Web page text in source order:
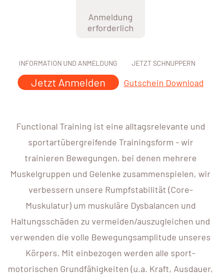
Anmeldung
erforderlich
INFORMATION UND ANMELDUNG
Jetzt Anmelden
JETZT SCHNUPPERN
Gutschein Download
Functional Training ist eine alltagsrelevante und
sportartübergreifende Trainingsform - wir
trainieren Bewegungen, bei denen mehrere
Muskelgruppen und Gelenke zusammenspielen, wir
verbessern unsere Rumpfstabilität (Core-
Muskulatur) um muskuläre Dysbalancen und
Haltungsschäden zu vermeiden/auszugleichen und
verwenden die volle Bewegungsamplitude unseres
Körpers. Mit einbezogen werden alle sport-
motorischen Grundfähigkeiten (u.a. Kraft, Ausdauer,